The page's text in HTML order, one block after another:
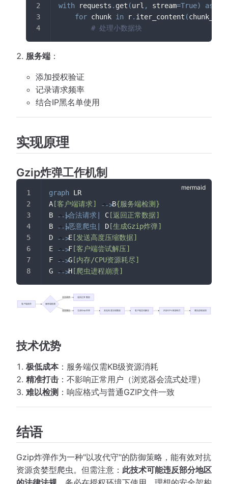
with requests . get (url , stream=True) as
for chunk in r. iter_content (
# 处理小数据块
服务端 ：
添加授权验证
记录请求频率
结合IP黑名单使用
实现原理
Gzip炸弹工作机制
graph LR
A[客户端请求] --> B{服务端检测}
B
-->|合法请求| C[返回正常数据]
B
-->|恶意爬虫| D[生成Gzip炸弹]
D
--> E[发送高度压缩数据]
E
--> F[客户端尝试解压]
F
--> G[内存/CPU资源耗尽]
G
--> H[爬虫进程崩溃]
技术优势
极低成本：服务端仅需KB级资源消耗
精准打击 ：不影响正常用户（浏览器会流式处理）
难以检测 ：响应格式与普通GZIP文件一致
结语
Gzip炸弹作为一种"以攻代守"的防御策略，能有效对抗
资源贪婪型爬虫。但需注意： 此技术可能违反部分地区